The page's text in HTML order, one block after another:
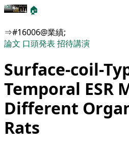
🏠
⇒#16006@業績;
論文 口頭発表 招待講演
Surface-coil-
Temporal ESR
Different
Rats